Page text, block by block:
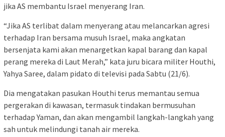
jika AS membantu Israel menyerang Iran.
“Jika AS terlibat dalam menyerang atau melancarkan agresi
terhadap Iran bersama musuh Israel, maka angkatan
bersenjata kami akan menargetkan kapal barang dan kapal
perang mereka di Laut Merah,” kata juru bicara militer Houthi,
Yahya Saree, dalam pidato di televisi pada Sabtu (21/6).
Dia mengatakan pasukan Houthi terus memantau semua
pergerakan di kawasan, termasuk tindakan bermusuhan
terhadap Yaman, dan akan mengambil langkah-langkah yang
sah untuk melindungi tanah air mereka.